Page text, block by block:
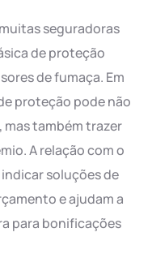
seguradoras
de proteção
de fumaça. Em
proteção pode não
mas também trazer
A relação com o
soluções de
e ajudam a
para bonificações